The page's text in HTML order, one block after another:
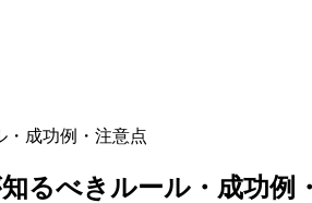
・成功例・注意点
るべきルール・成功例